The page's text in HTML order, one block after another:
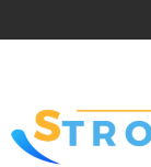
to